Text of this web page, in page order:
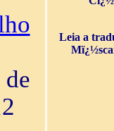
de
Leia a